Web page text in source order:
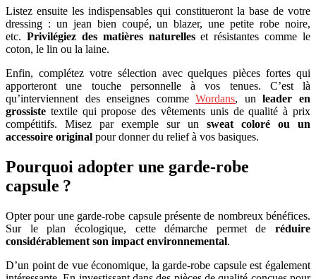
Listez ensuite les indispensables qui constitueront la base de votre
dressing : un jean bien coupé, un blazer, une petite robe noire,
etc. Privilégiez des matières naturelleset résistantes comme le
coton, le lin ou la laine.
Enfin, complétez votre sélection avec quelques pièces fortes qui
apporteront une touche personnelle à vos tenues. C’est là
qu’interviennent des enseignes commeWordans, unleader en
grossiste textile qui propose des vêtements unis de qualité à prix
compétitifs. Misez par exemple sur un sweat coloré ou un
accessoire original pour donner du relief à vos basiques.
Pourquoi adopter une garde-robe
capsule ?
Opter pour une garde-robe capsule présente de nombreux bénéfices.
Sur le plan écologique, cette démarche permet de réduire
considérablement son impact environnemental.
D’un point de vue économique, la garde-robe capsule est également